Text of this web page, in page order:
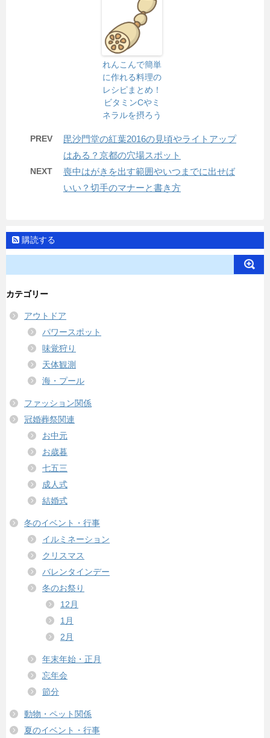
れんこんで簡単
に作れる料理の
レシピまとめ！
ビタミンCやミ
ネラルを摂ろう
PREV
毘沙門堂の紅葉2016の見頃やライトアップ
はある？京都の穴場スポット
NEXT
喪中はがきを出す範囲やいつまでに出せば
いい？切手のマナーと書き方
購読する
カテゴリー
アウトドア
パワースポット
味覚狩り
天体観測
海・プール
ファッション関係
冠婚葬祭関連
お中元
お歳暮
七五三
成人式
結婚式
冬のイベント・行事
イルミネーション
クリスマス
バレンタインデー
冬のお祭り
12月
1月
2月
年末年始・正月
忘年会
節分
動物・ペット関係
夏のイベント・行事